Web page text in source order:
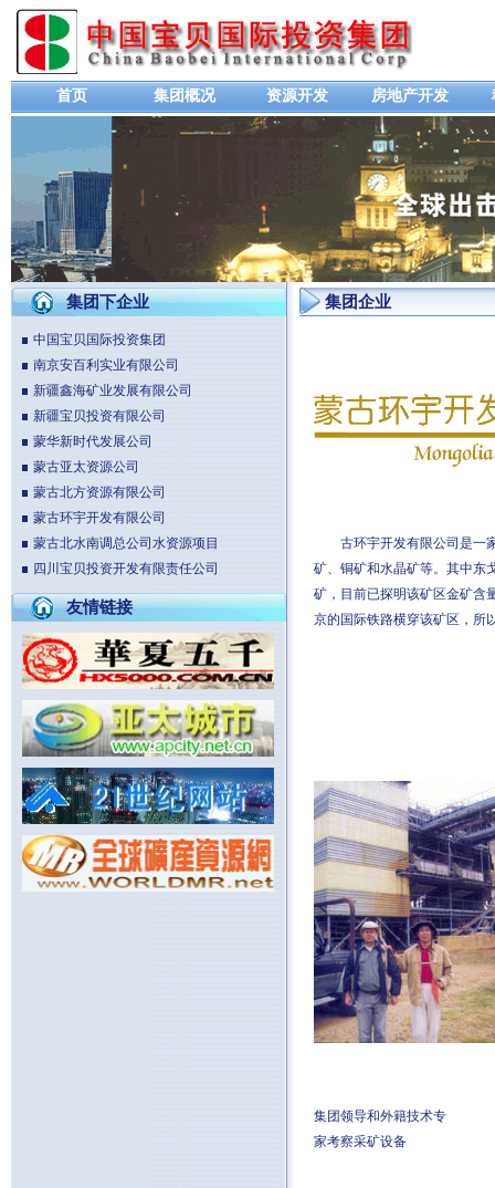
首页 集团概况 资源开发 房地产开发
集团下企业
中国宝贝国际投资集团
南京安百利实业有限公司
新疆鑫海矿业发展有限公司
新疆宝贝投资有限公司
蒙华新时代发展公司
蒙古亚太资源公司
蒙古北方资源有限公司
蒙古环宇开发有限公司
蒙古北水南调总公司水资源项目
四川宝贝投资开发有限责任公司
友情链接
集团企业
古环宇开发有限公司是一家
矿、铜矿和水晶矿等。其中东
矿，目前已探明该矿区金矿含
京的国际铁路横穿该矿区，所
集团领导和外籍技术专
家考察采矿设备